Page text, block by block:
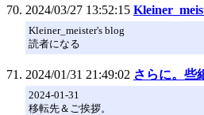
2024/03/27 13:52:15
Kleiner_meister's blog
読者になる
2024/01/31 21:49:02 さらに。些
2024-01-31
移転先＆ご挨拶。